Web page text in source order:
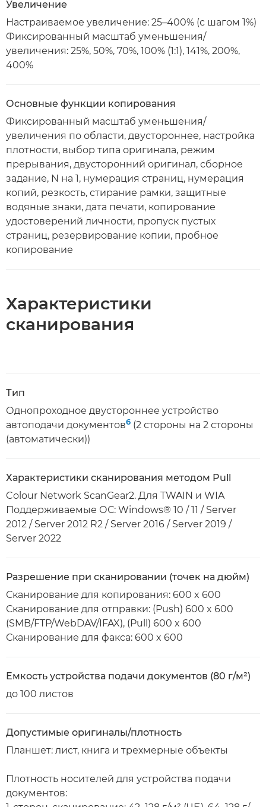
Увеличение
Настраиваемое увеличение: 25–400% (с шагом 1%)
Фиксированный масштаб уменьшения/
увеличения: 25%, 50%, 70%, 100% (1:1), 141%, 200%,
400%
Основные функции копирования
Фиксированный масштаб уменьшения/
увеличения по области, двустороннее, настройка
плотности, выбор типа оригинала, режим
прерывания, двусторонний оригинал, сборное
задание, N на 1, нумерация страниц, нумерация
копий, резкость, стирание рамки, защитные
водяные знаки, дата печати, копирование
удостоверений личности, пропуск пустых
страниц, резервирование копии, пробное
копирование
Характеристики
сканирования
Тип
Однопроходное двустороннее устройство
автоподачи документов6 (2 стороны на 2 стороны
(автоматически))
Характеристики сканирования методом Pull
Colour Network ScanGear2. Для TWAIN и WIA
Поддерживаемые ОС: Windows® 10 / 11 / Server
2012 / Server 2012 R2 / Server 2016 / Server 2019 /
Server 2022
Разрешение при сканировании (точек на дюйм)
Сканирование для копирования: 600 x 600
Сканирование для отправки: (Push) 600 x 600
(SMB/FTP/WebDAV/IFAX), (Pull) 600 x 600
Сканирование для факса: 600 x 600
Емкость устройства подачи документов (80 г/м²)
до 100 листов
Допустимые оригиналы/плотность
Планшет: лист, книга и трехмерные объекты
Плотность носителей для устройства подачи
документов: